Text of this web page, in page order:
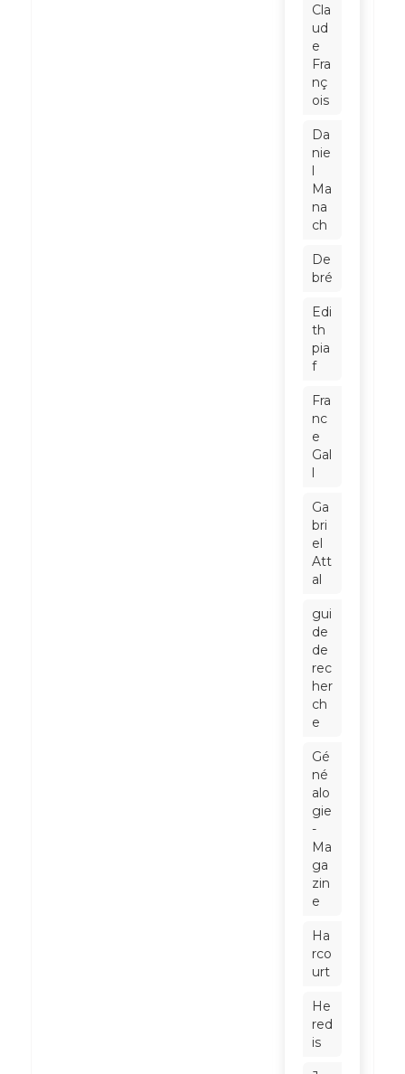
Cla
ud
e
Fra
nç
ois
Da
nie
l
Ma
na
ch
De
bré
Edi
th
pia
f
Fra
nc
e
Gal
l
Ga
bri
el
Att
al
gui
de
de
rec
her
ch
e
Gé
né
alo
gie
-
Ma
ga
zin
e
Ha
rco
urt
He
red
is